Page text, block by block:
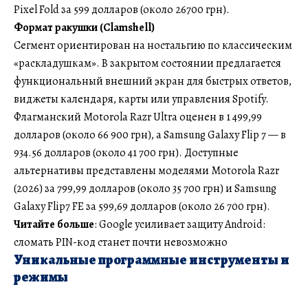
Pixel Fold за 599 долларов (около 26700 грн).
Формат ракушки (Clamshell)
Сегмент ориентирован на ностальгию по классическим
«раскладушкам». В закрытом состоянии предлагается
функциональный внешний экран для быстрых ответов,
виджеты календаря, карты или управления Spotify.
Флагманский Motorola Razr Ultra оценен в 1 499,99
долларов (около 66 900 грн), а Samsung Galaxy Flip 7 — в
934.56 долларов (около 41 700 грн). Доступные
альтернативы представлены моделями Motorola Razr
(2026) за 799,99 долларов (около 35 700 грн) и Samsung
Galaxy Flip7 FE за 599,69 долларов (около 26 700 грн).
Читайте больше: Google усиливает защиту Android:
сломать PIN-код станет почти невозможно
Уникальные программные инструменты и
режимы